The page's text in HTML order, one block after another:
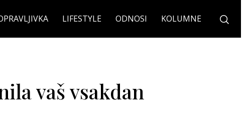
LIFESTYLE ODNOSI KOLUMNE
vaš vsakdan